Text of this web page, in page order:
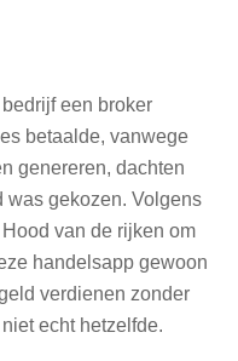
een broker
betaalde, vanwege
genereren, dachten
was gekozen. Volgens
van de rijken om
handelsapp gewoon
verdienen zonder
echt hetzelfde.